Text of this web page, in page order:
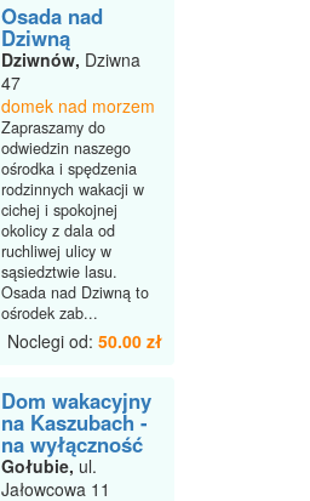
Osada nad
Dziwną
Dziwnów, Dziwna
47
domek nad morzem
Zapraszamy do
odwiedzin naszego
ośrodka i spędzenia
rodzinnych wakacji w
cichej i spokojnej
okolicy z dala od
ruchliwej ulicy w
sąsiedztwie lasu.
Osada nad Dziwną to
ośrodek zab...
Noclegi od: 50.00 zł
Dom wakacyjny
na Kaszubach -
na wyłączność
Gołubie, ul.
Jałowcowa 11